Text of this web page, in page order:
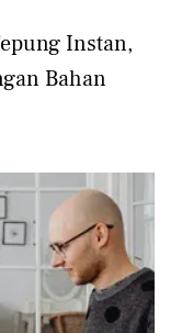
Instan,
Bahan